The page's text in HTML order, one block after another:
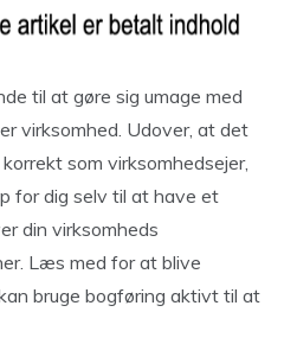
til at gøre sig umage med
virksomhed. Udover, at det
som virksomhedsejer,
for dig selv til at have et
din virksomheds
Læs med for at blive
bruge bogføring aktivt til at